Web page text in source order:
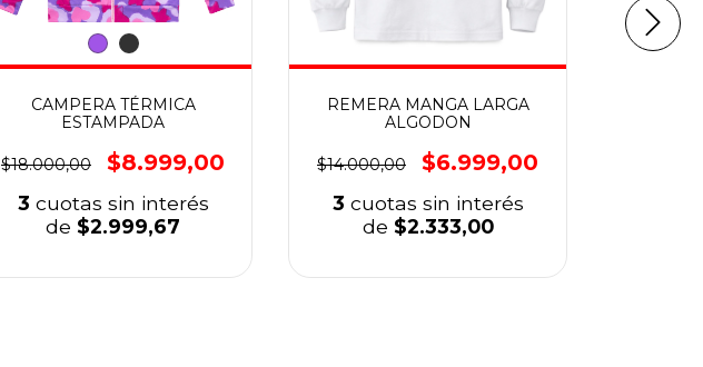
CAMPERA TÉRMICA
ESTAMPADA
$18.000,00 $8.999,00
3 cuotas sin interés
de $2.999,67
REMERA MANGA LARGA
ALGODON
$14.000,00 $6.999,00
3 cuotas sin interés
de $2.333,00